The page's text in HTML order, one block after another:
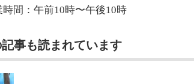
時間：午前10時〜午後10時
事も読まれています